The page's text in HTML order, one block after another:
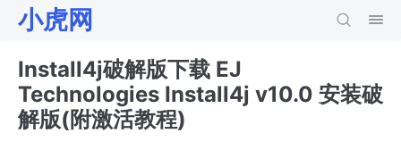
小虎网
Install4j破解版下载 EJ
Technologies Install4j v10.0 安装破
解版(附激活教程)